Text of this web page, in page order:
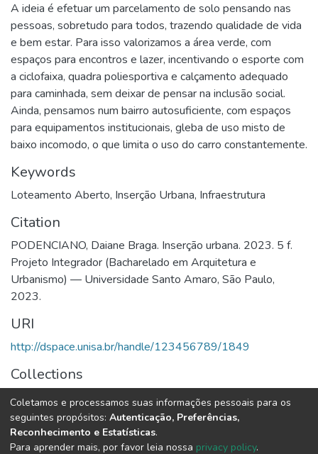
A ideia é efetuar um parcelamento de solo pensando nas
pessoas, sobretudo para todos, trazendo qualidade de vida
e bem estar. Para isso valorizamos a área verde, com
espaços para encontros e lazer, incentivando o esporte com
a ciclofaixa, quadra poliesportiva e calçamento adequado
para caminhada, sem deixar de pensar na inclusão social.
Ainda, pensamos num bairro autosuficiente, com espaços
para equipamentos institucionais, gleba de uso misto de
baixo incomodo, o que limita o uso do carro constantemente.
Keywords
Loteamento Aberto, Inserção Urbana, Infraestrutura
Citation
PODENCIANO, Daiane Braga. Inserção urbana. 2023. 5 f.
Projeto Integrador (Bacharelado em Arquitetura e
Urbanismo) — Universidade Santo Amaro, São Paulo,
2023.
URI
http://dspace.unisa.br/handle/123456789/1849
Collections
Arquitetura & Urbanismo
Full item page
Coletamos e processamos suas informações pessoais para os
seguintes propósitos: Autenticação, Preferências,
Reconhecimento e Estatísticas.
Para aprender mais, por favor leia nossa privacy policy.